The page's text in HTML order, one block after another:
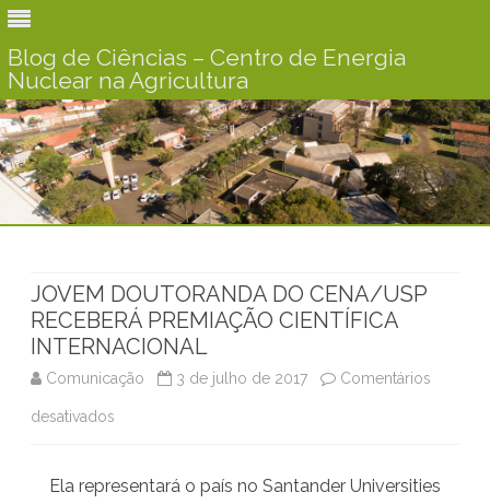
Blog de Ciências – Centro de Energia
Nuclear na Agricultura
JOVEM DOUTORANDA DO CENA/USP
RECEBERÁ PREMIAÇÃO CIENTÍFICA
INTERNACIONAL
Comunicação 3 de julho de 2017 Comentários
desativados
J
Ela representará o país no Santander Universities